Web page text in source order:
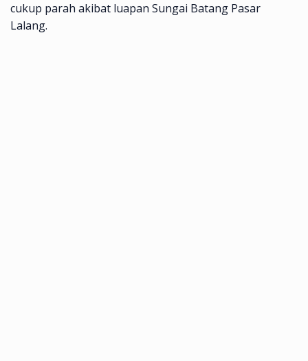
cukup parah akibat luapan Sungai Batang Pasar
Lalang.